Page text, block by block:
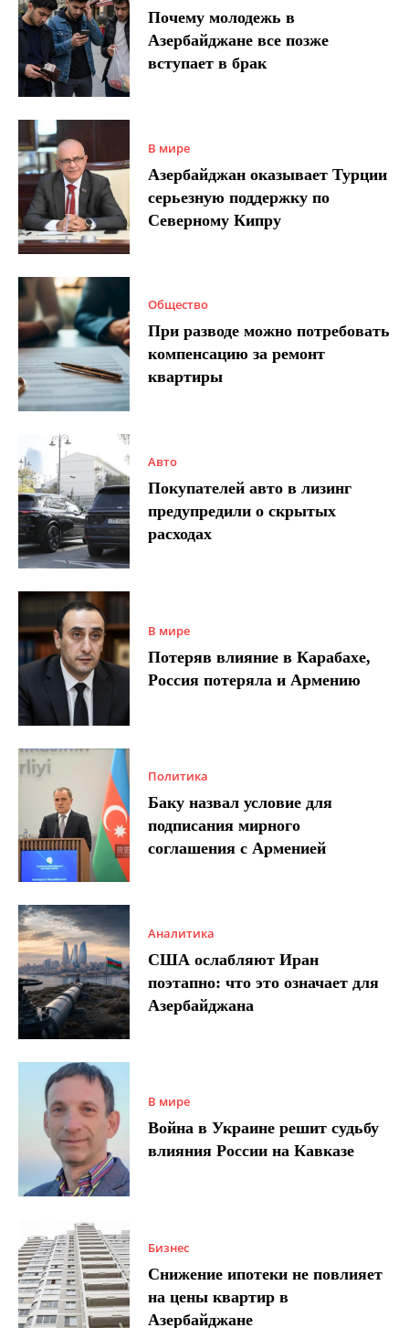
Почему молодежь в
Азербайджане все позже
вступает в брак
В мире
Азербайджан оказывает Турции
серьезную поддержку по
Северному Кипру
Общество
При разводе можно потребовать
компенсацию за ремонт
квартиры
Авто
Покупателей авто в лизинг
предупредили о скрытых
расходах
В мире
Потеряв влияние в Карабахе,
Россия потеряла и Армению
Политика
Баку назвал условие для
подписания мирного
соглашения с Арменией
Аналитика
США ослабляют Иран
поэтапно: что это означает для
Азербайджана
В мире
Война в Украине решит судьбу
влияния России на Кавказе
Бизнес
Снижение ипотеки не повлияет
на цены квартир в
Азербайджане